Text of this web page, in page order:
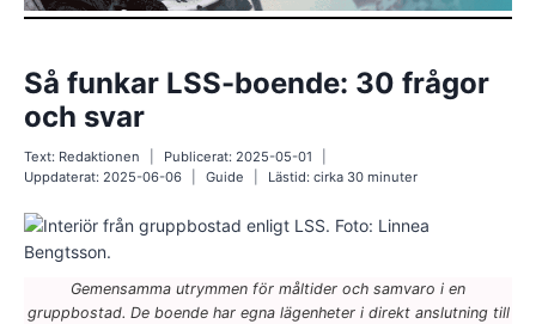
Så funkar LSS-boende: 30 frågor
och svar
Text: Redaktionen Publicerat: 2025-05-01
Uppdaterat: 2025-06-06 Guide Lästid: cirka 30minuter
Gemensamma utrymmen för måltider och samvaro i en
gruppbostad. De boende har egna lägenheter i direkt anslutning till